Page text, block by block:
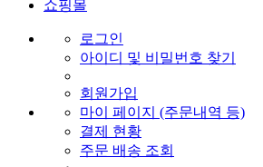
쇼핑몰
로그인
아이디 및 비밀번호 찾기
회원가입
마이 페이지 (주문내역 등)
결제 현황
주문 배송 조회